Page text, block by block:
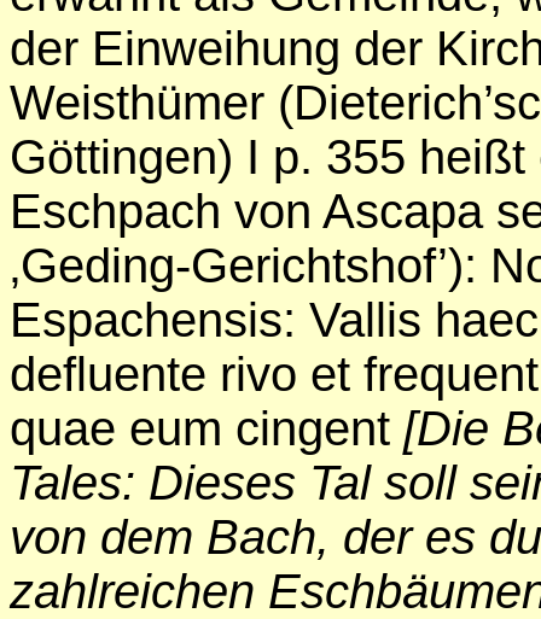
der Einweihung der
Weisthümer
Göttingen) I p. 355
Eschpach von Ascapa
‚Geding-Gerichtshof’):
Espachensis: Vallis
defluente rivo et
quae eum cingent [Die
Tales: Dieses Tal soll
von dem Bach, der es
zahlreichen